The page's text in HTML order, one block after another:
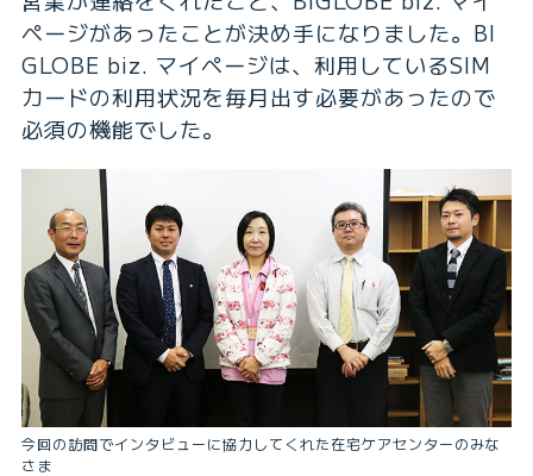
ページがあったことが決め手になりました。BI
GLOBE biz. マイページは、利用しているSIM
カードの利用状況を毎月出す必要があったので
必須の機能でした。
今回の訪問でインタビューに協力してくれた在宅ケアセンターのみな
さま